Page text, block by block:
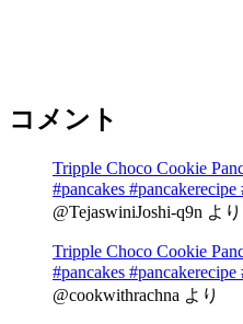
コメント
Tripple Choco Cookie
#pancakes
@TejaswiniJoshi-q9n より
Tripple Choco Cookie
#pancakes
@cookwithrachna より